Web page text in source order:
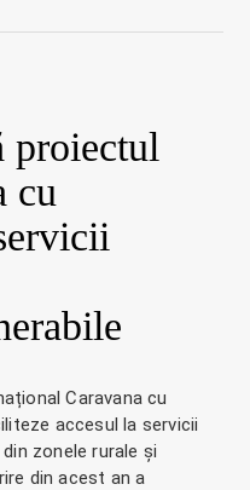
proiectul
cu
Caravana cu
accesul la servicii
zonele rurale și
din acest an a